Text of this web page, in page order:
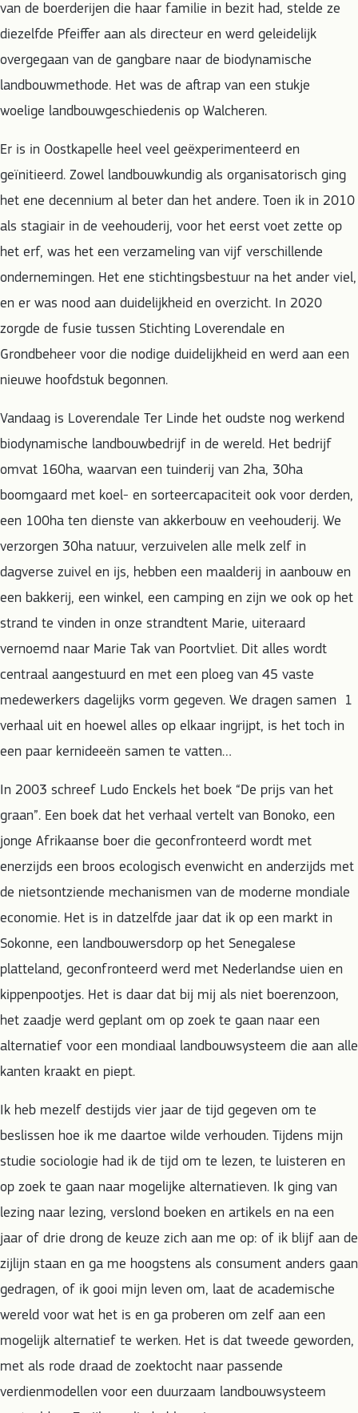
van de boerderijen die haar familie in bezit had, stelde ze
diezelfde Pfeiffer aan als directeur en werd geleidelijk
overgegaan van de gangbare naar de biodynamische
landbouwmethode. Het was de aftrap van een stukje
woelige landbouwgeschiedenis op Walcheren.
Er is in Oostkapelle heel veel geëxperimenteerd en
geïnitieerd. Zowel landbouwkundig als organisatorisch ging
het ene decennium al beter dan het andere. Toen ik in 2010
als stagiair in de veehouderij, voor het eerst voet zette op
het erf, was het een verzameling van vijf verschillende
ondernemingen. Het ene stichtingsbestuur na het ander viel,
en er was nood aan duidelijkheid en overzicht. In 2020
zorgde de fusie tussen Stichting Loverendale en
Grondbeheer voor die nodige duidelijkheid en werd aan een
nieuwe hoofdstuk begonnen.
Vandaag is Loverendale Ter Linde het oudste nog werkend
biodynamische landbouwbedrijf in de wereld. Het bedrijf
omvat 160ha, waarvan een tuinderij van 2ha, 30ha
boomgaard met koel- en sorteercapaciteit ook voor derden,
een 100ha ten dienste van akkerbouw en veehouderij. We
verzorgen 30ha natuur, verzuivelen alle melk zelf in
dagverse zuivel en ijs, hebben een maalderij in aanbouw en
een bakkerij, een winkel, een camping en zijn we ook op het
strand te vinden in onze strandtent Marie, uiteraard
vernoemd naar Marie Tak van Poortvliet. Dit alles wordt
centraal aangestuurd en met een ploeg van 45 vaste
medewerkers dagelijks vorm gegeven. We dragen samen 1
verhaal uit en hoewel alles op elkaar ingrijpt, is het toch in
een paar kernideeën samen te vatten…
In 2003 schreef Ludo Enckels het boek “De prijs van het
graan”. Een boek dat het verhaal vertelt van Bonoko, een
jonge Afrikaanse boer die geconfronteerd wordt met
enerzijds een broos ecologisch evenwicht en anderzijds met
de nietsontziende mechanismen van de moderne mondiale
economie. Het is in datzelfde jaar dat ik op een markt in
Sokonne, een landbouwersdorp op het Senegalese
platteland, geconfronteerd werd met Nederlandse uien en
kippenpootjes. Het is daar dat bij mij als niet boerenzoon,
het zaadje werd geplant om op zoek te gaan naar een
alternatief voor een mondiaal landbouwsysteem die aan alle
kanten kraakt en piept.
Ik heb mezelf destijds vier jaar de tijd gegeven om te
beslissen hoe ik me daartoe wilde verhouden. Tijdens mijn
studie sociologie had ik de tijd om te lezen, te luisteren en
op zoek te gaan naar mogelijke alternatieven. Ik ging van
lezing naar lezing, verslond boeken en artikels en na een
jaar of drie drong de keuze zich aan me op: of ik blijf aan de
zijlijn staan en ga me hoogstens als consument anders gaan
gedragen, of ik gooi mijn leven om, laat de academische
wereld voor wat het is en ga proberen om zelf aan een
mogelijk alternatief te werken. Het is dat tweede geworden,
met als rode draad de zoektocht naar passende
verdienmodellen voor een duurzaam landbouwsysteem